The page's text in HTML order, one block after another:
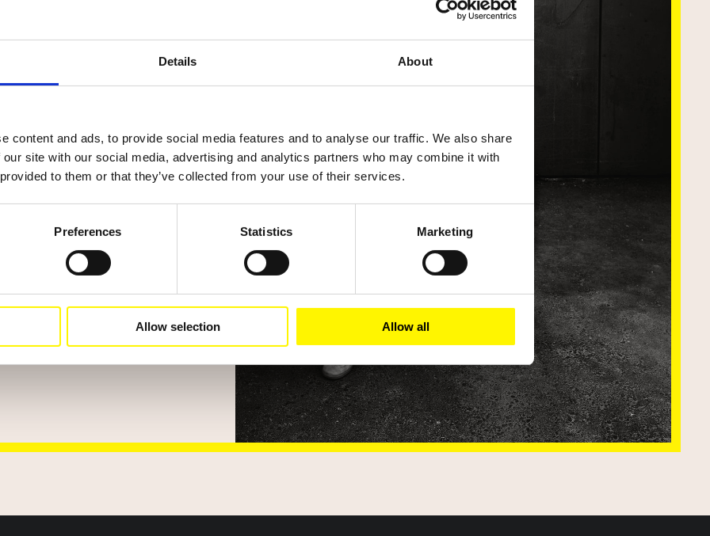
Details About
content and ads, to provide social media features and to analyse our traffic. We also share
site with our social media, advertising and analytics partners who may combine it with
to them or that they’ve collected from your use of their services.
Preferences Statistics Marketing
Allow selection Allow all
Talente und beruflichen
alles ganz klar ist. Schick
schon kann es losgehen.